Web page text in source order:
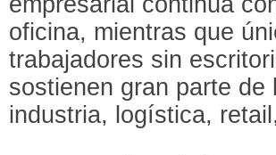
oficina, mientras que
trabajadores sin
sostienen gran parte
industria, logística,